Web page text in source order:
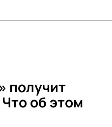
получит
об этом